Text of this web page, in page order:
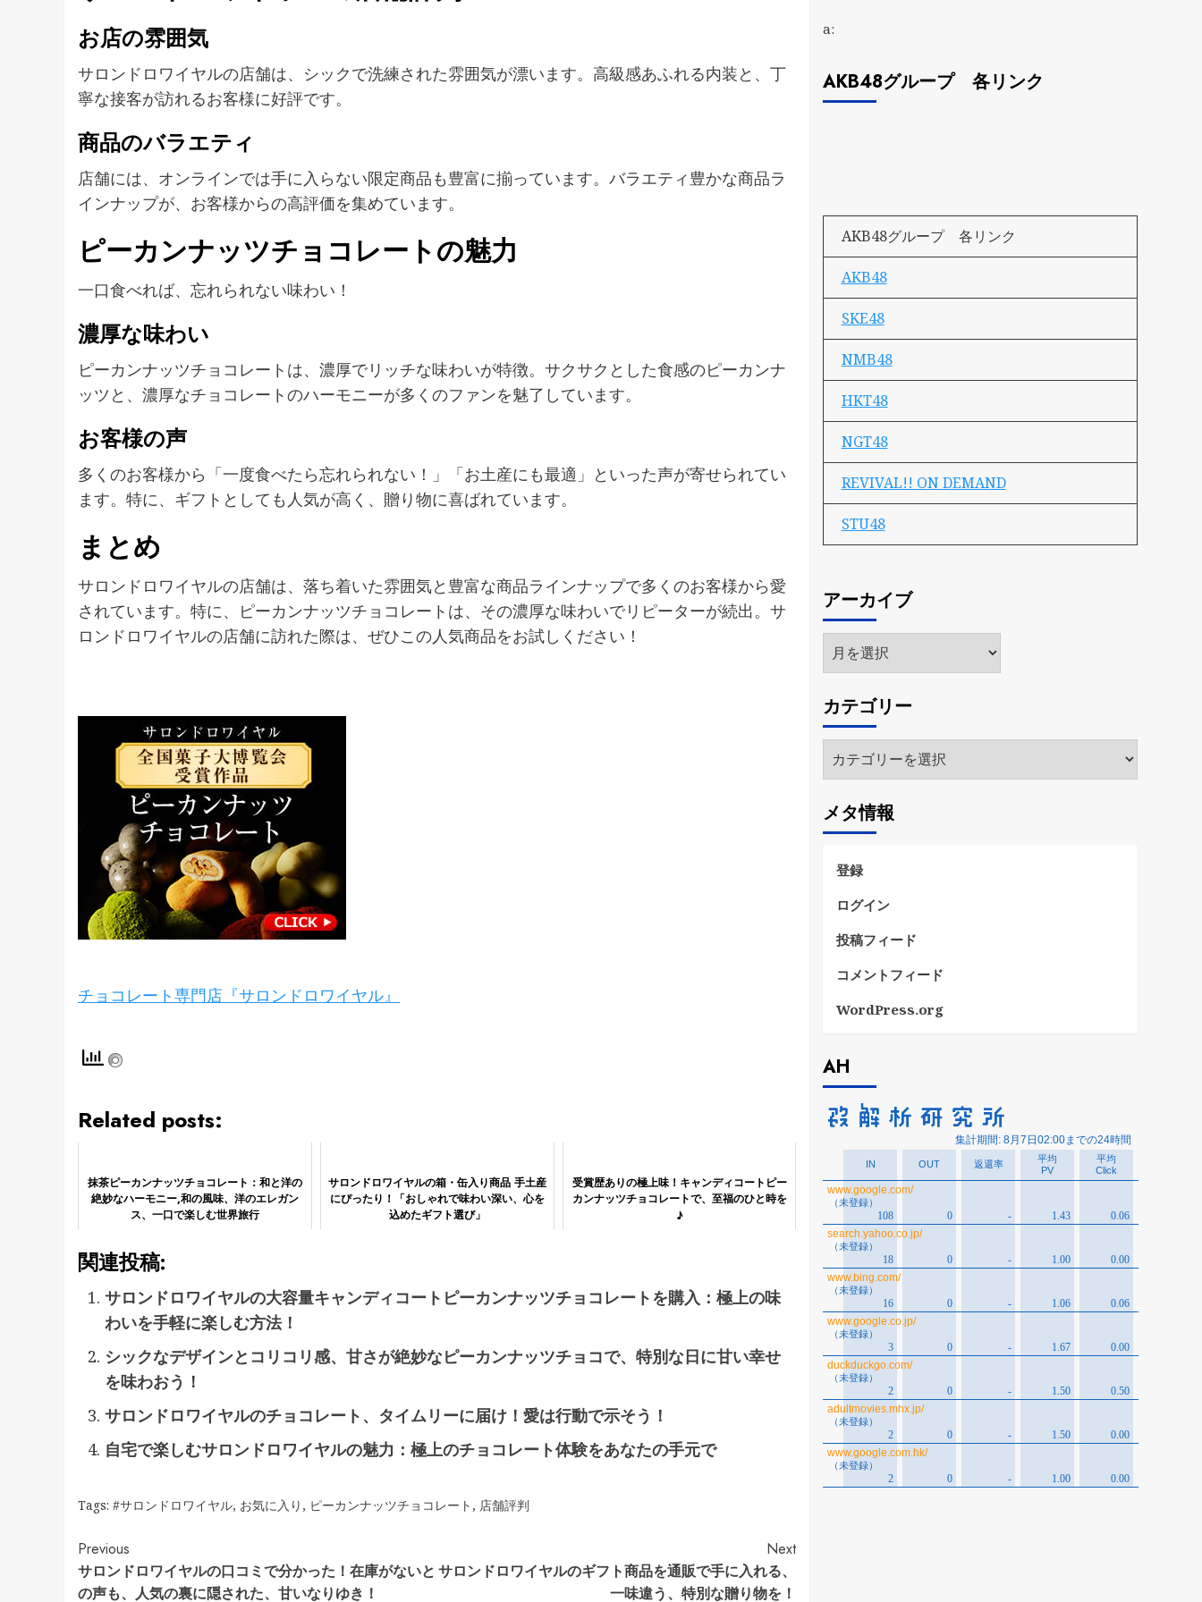
お店の雰囲気
サロンドロワイヤルの店舗は、シックで洗練された雰囲気が漂います。高級感あふれる内装と、丁
寧な接客が訪れるお客様に好評です。
商品のバラエティ
店舗には、オンラインでは手に入らない限定商品も豊富に揃っています。バラエティ豊かな商品ラ
インナップが、お客様からの高評価を集めています。
ピーカンナッツチョコレートの魅力
一口食べれば、忘れられない味わい！
濃厚な味わい
ピーカンナッツチョコレートは、濃厚でリッチな味わいが特徴。サクサクとした食感のピーカンナ
ッツと、濃厚なチョコレートのハーモニーが多くのファンを魅了しています。
お客様の声
多くのお客様から「一度食べたら忘れられない！」「お土産にも最適」といった声が寄せられてい
ます。特に、ギフトとしても人気が高く、贈り物に喜ばれています。
まとめ
サロンドロワイヤルの店舗は、落ち着いた雰囲気と豊富な商品ラインナップで多くのお客様から愛
されています。特に、ピーカンナッツチョコレートは、その濃厚な味わいでリピーターが続出。サ
ロンドロワイヤルの店舗に訪れた際は、ぜひこの人気商品をお試しください！
チョコレート専門店『サロンドロワイヤル』
Related posts:
抹茶ピーカンナッツチョコレート：和と洋の
絶妙なハーモニー,和の風味、洋のエレガン
ス、一口で楽しむ世界旅行
サロンドロワイヤルの箱・缶入り商品 手土産
にぴったり！「おしゃれで味わい深い、心を
込めたギフト選び」
受賞歴ありの極上味！キャンディコートピー
カンナッツチョコレートで、至福のひと時を
♪
関連投稿:
サロンドロワイヤルの大容量キャンディコートピーカンナッツチョコレートを購入：極上の味
わいを手軽に楽しむ方法！
シックなデザインとコリコリ感、甘さが絶妙なピーカンナッツチョコで、特別な日に甘い幸せ
を味わおう！
サロンドロワイヤルのチョコレート、タイムリーに届け！愛は行動で示そう！
自宅で楽しむサロンドロワイヤルの魅力：極上のチョコレート体験をあなたの手元で
Tags: #サロンドロワイヤル, お気に入り , ピーカンナッツチョコレート , 店舗評判
Continue
Reading
Previous
サロンドロワイヤルの口コミで分かった！在庫がないと
の声も、人気の裏に隠された、甘いなりゆき！
Next
サロンドロワイヤルのギフト商品を通販で手に入れる、
一味違う、特別な贈り物を！
a:
AKB48グループ 各リンク
AKB48グループ 各リンク
AKB48
SKE48
NMB48
HKT48
NGT48
REVIVAL!! ON DEMAND
STU48
アーカイブ
ア
ー
イ
ブ
カテゴリー
テ
リ
ー
メタ情報
登録
ログイン
投稿フィード
コメントフィード
WordPress.org
AH